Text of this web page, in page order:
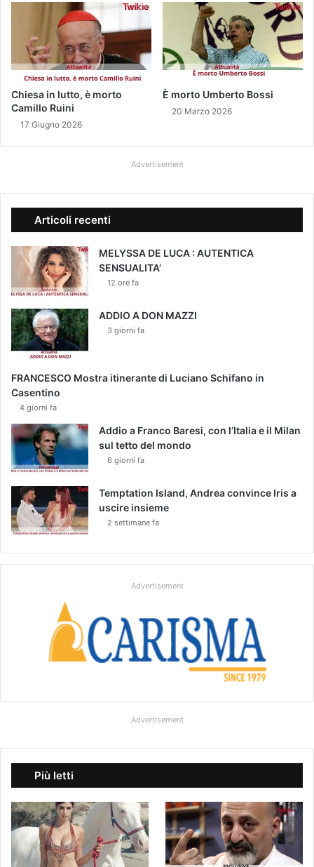
l
3
r
i
o
a
0
t
a
s
o
a
b
i
n
d
i
i
c
i
Chiesa in lutto, è morto
Camillo Ruini
17 Giugno 2026
È morto Umberto Bossi
20 Marzo 2026
Advertisement
Articoli recenti
MELYSSA DE LUCA : AUTENTICA
SENSUALITA’
12 ore fa
ADDIO A DON MAZZI
3 giorni fa
FRANCESCO Mostra itinerante di Luciano Schifano in
Casentino
4 giorni fa
Addio a Franco Baresi, con l’Italia e il Milan
sul tetto del mondo
6 giorni fa
Temptation Island, Andrea convince Iris a
uscire insieme
2 settimane fa
Advertisement
Advertisement
Più letti